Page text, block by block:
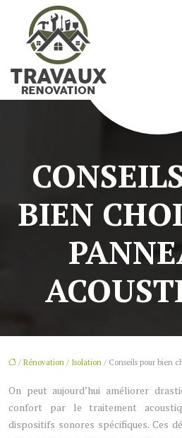
BIEN
/ Rénovation / Isolation / Conseils pour bien
On peut aujourd’hui améliorer
confort par le traitement
dispositifs sonores spécifiques. Ces